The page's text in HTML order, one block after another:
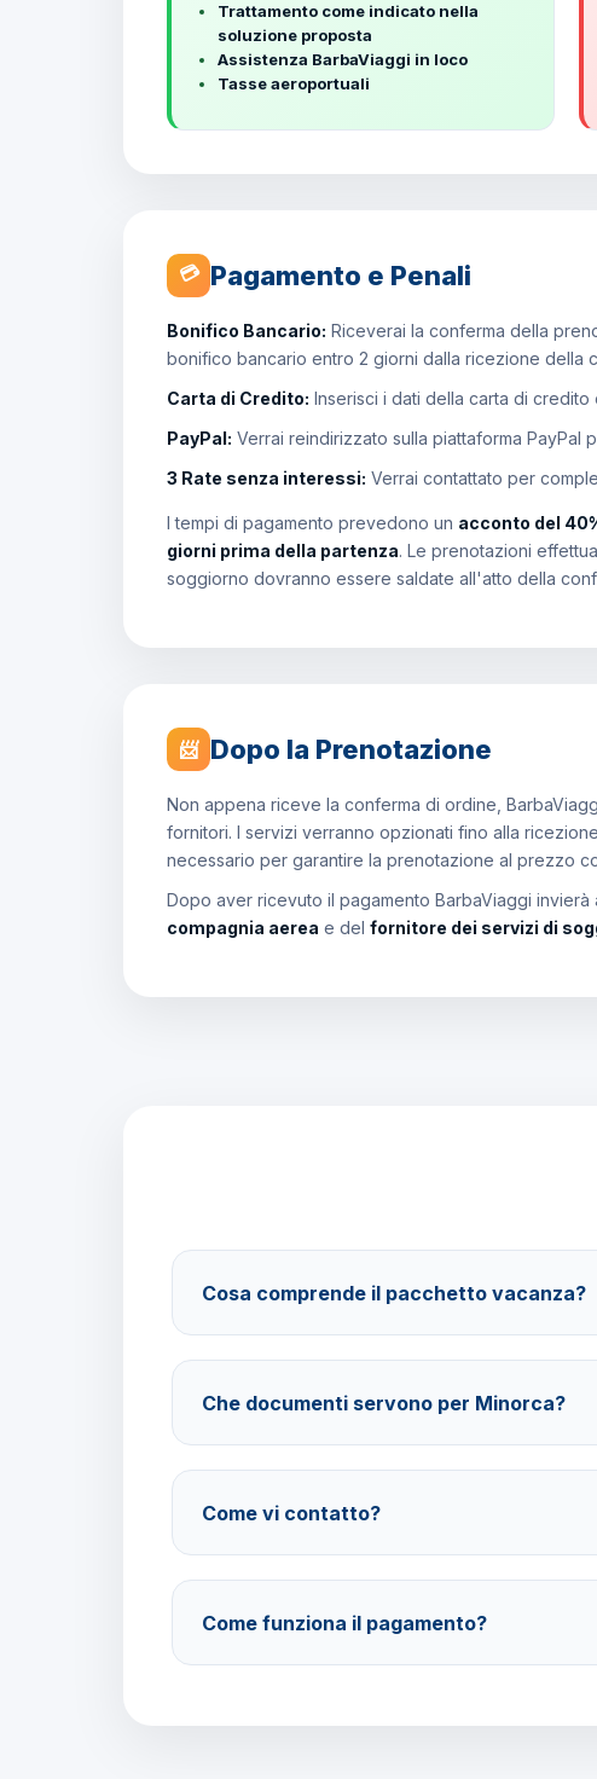
Trattamento come indicato nella
soluzione proposta
Assistenza BarbaViaggi in loco
Tasse aeroportuali
💳 Pagamento e Penali
Bonifico Bancario: Riceverai la conferma della
bonifico bancario entro 2 giorni dalla ricezione della
Carta di Credito: Inserisci i dati della carta di
PayPal: Verrai reindirizzato sulla piattaforma PayPal
3 Rate senza interessi: Verrai contattato per
I tempi di pagamento prevedono un acconto del
giorni prima della partenza. Le prenotazioni
soggiorno dovranno essere saldate all'atto della
📨 Dopo la Prenotazione
Non appena riceve la conferma di ordine,
fornitori. I servizi verranno opzionati fino alla
necessario per garantire la prenotazione al prezzo
Dopo aver ricevuto il pagamento BarbaViaggi invierà
compagnia aerea e del fornitore dei servizi di
Cosa comprende il pacchetto vacanza?
stelle con mezza pensione e assistenza BarbaViaggi.
Che documenti servono per Minorca?
serve il visto per cittadini italiani.
Come vi contatto?
attraverso il nostro sito barbaviaggi.it.
Come funziona il pagamento?